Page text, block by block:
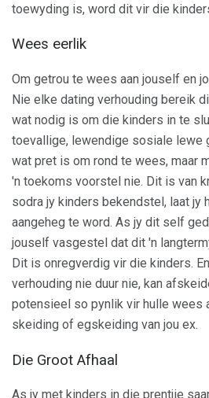
toewyding is, word dit vir die
Wees eerlik
Om getrou te wees aan jouself en
Nie elke dating verhouding bereik
wat nodig is om die kinders in te
toevallige, lewendige sosiale lewe
wat pret is om rond te wees, maar
'n toekoms voorstel nie. Dit is van
sodra jy kinders bekendstel, laat jy
aangeheg te word. As jy dit self
jouself vasgestel dat dit 'n
Dit is onregverdig vir die kinders.
verhouding nie duur nie, kan
potensieel so pynlik vir hulle wees
skeiding of egskeiding van jou ex.
Die Groot Afhaal
As jy met kinders in die prentjie